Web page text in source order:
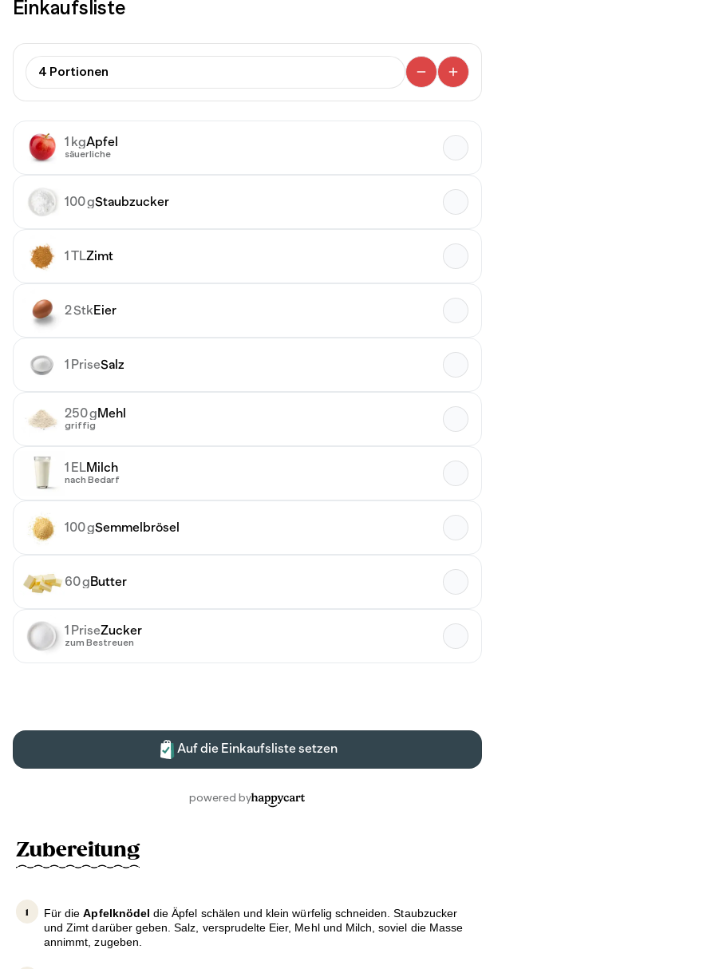
Zubereitung
Für dieApfelknödel die Äpfel schälen und klein würfelig schneiden. Staubzucker
und Zimt darüber geben. Salz, versprudelte Eier, Mehl und Milch, soviel die Masse
annimmt, zugeben.